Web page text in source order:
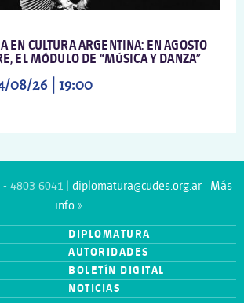
EN CULTURA ARGENTINA: EN AGOSTO
EL MÓDULO DE “MÚSICA Y DANZA”
08/26 | 19:00
4803 6041 | diplomatura@cudes.org.ar
Más
info »
DIPLOMATURA
AUTORIDADES
BOLETÍN DIGITAL
NOTICIAS